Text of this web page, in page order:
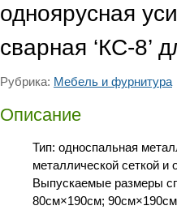
одноярусная
сварная ‘КС-8’
Рубрика: Мебель и фурнитура
Описание
Тип: односпальная
металлической сеткой и
Выпускаемые размеры
80см×190см; 90см×190см